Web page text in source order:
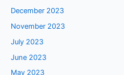
December 2023
November 2023
July 2023
June 2023
May 2023